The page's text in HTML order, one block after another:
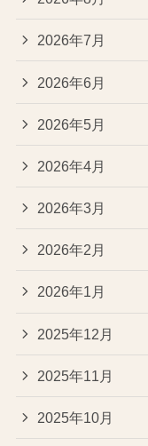
2026年7月
2026年6月
2026年5月
2026年4月
2026年3月
2026年2月
2026年1月
2025年12月
2025年11月
2025年10月